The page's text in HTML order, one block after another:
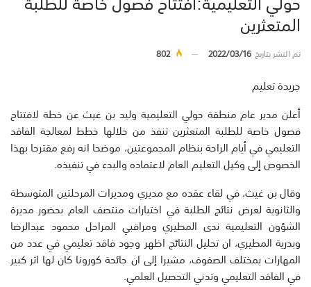
المتعثرين
تم النشر بتاريخ2022/03/16
802
جريدة تعليم
أعلن مدير عام منطقة حولي التعليمية وليد بن غيث عن خطة لافتتاح
فصول خاصة للطلبة المتعثرين تنفذ من خلالها خطط لمعالجة الفاقد
التعليمي في أيام الراحة بنظام المجموعتين، موضحا انه رفع مقترحا بهذا
الخصوص إلى وكيل التعليم العام لاعتماده والبدء في تنفيذه.
وقال بن غيث، في لقاء عقده مع مديري ومديرات المرحلتين المتوسطة
والثانوية لعرض نتائج الطلبة في اختبارات منتصف العام بحضور مديرة
الشؤون التعليمية ندى المطيري ومراقبي المراحل محمود عبدالرضا
وبدرية المطيري، ان تحليل النتائج اظهر وجود فاقد تعليمي في عدد من
المهارات بمختلف الصفوف، مشيرا إلى ان جائحة كورونا كان لها اثر كبير
في الفاقد التعليمي وتدني التحصيل العلمي.